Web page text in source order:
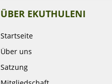
ÜBER EKUTHULENI
Startseite
Über uns
Satzung